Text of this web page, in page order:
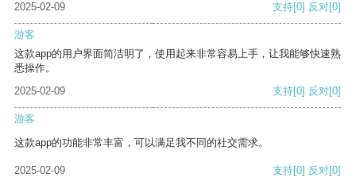
2025-02-09 支持[0] 反对[0]
游客
这款app的用户界面简洁明了，使用起来非常容易上手，让我能够快速熟
悉操作。
2025-02-09
支持[0] 反对[0]
游客
这款app的功能非常丰富，可以满足我不同的社交需求。
2025-02-09 支持[0] 反对[0]